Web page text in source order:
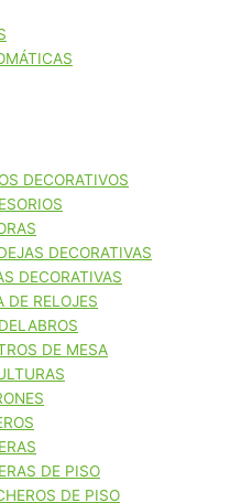
DECORATIVOS
DECORATIVAS
DECORATIVAS
DE RELOJES
DE MESA
DE PISO
DE PISO